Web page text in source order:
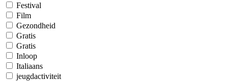
Festival
Film
Gezondheid
Gratis
Gratis
Inloop
Italiaans
jeugdactiviteit